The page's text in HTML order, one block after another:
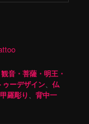
音・菩薩・明王・
ゥーデザイン、仏
甲羅彫り、背中一